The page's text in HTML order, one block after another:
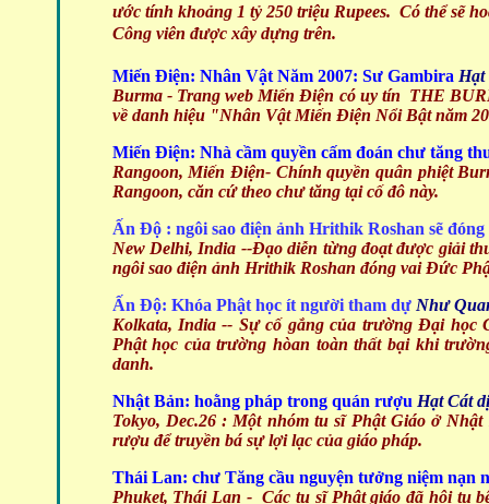
ước tính khoảng 1 tỷ 250 triệu Rupees. Có thể sẽ
Công viên được xây dựng trên.
Miến Điện: Nhân Vật Năm 2007: Sư Gambira Hạt
Burma - Trang web Miến Điện có uy tín THE
về danh hiệu "Nhân Vật Miến Điện Nổi Bật năm
Miến Điện: Nhà cầm quyền cấm đoán chư tăng
Rangoon, Miến Điện- Chính quyền quân phiệt
Rangoon, căn cứ theo chư tăng tại cố đô này.
Ấn Độ : ngôi sao điện ảnh Hrithik Roshan sẽ
New Delhi, India --Đạo diễn từng đoạt được giải
ngôi sao điện ảnh Hrithik Roshan đóng vai Đức
Ấn Độ: Khóa Phật học ít người tham dự Như
Kolkata, India -- Sự cố gắng của trường Đại học
Phật học của trường hòan toàn thất bại khi
danh.
Nhật Bản: hoằng pháp trong quán rượu Hạt Cát
Tokyo, Dec.26 : Một nhóm tu sĩ Phật Giáo ở
rượu để truyền bá sự lợi lạc của giáo pháp.
Thái Lan: chư Tăng cầu nguyện tưởng niệm nạn
Phuket, Thái Lan - Các tu sĩ Phật giáo đã hội tụ